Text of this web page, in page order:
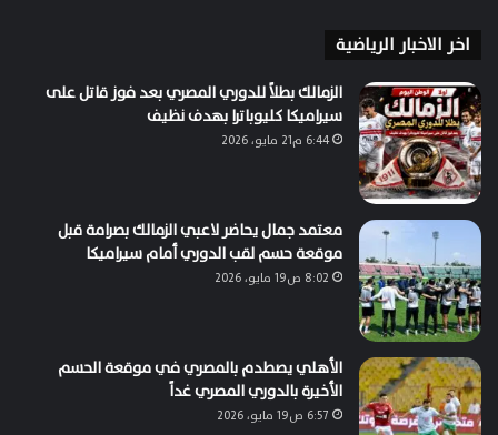
اخر الاخبار الرياضية
الزمالك بطلاً للدوري المصري بعد فوز قاتل على
سيراميكا كليوباترا بهدف نظيف
6:44 م21 مايو، 2026
معتمد جمال يحاضر لاعبي الزمالك بصرامة قبل
موقعة حسم لقب الدوري أمام سيراميكا
8:02 ص19 مايو، 2026
الأهلي يصطدم بالمصري في موقعة الحسم
الأخيرة بالدوري المصري غداً
6:57 ص19 مايو، 2026